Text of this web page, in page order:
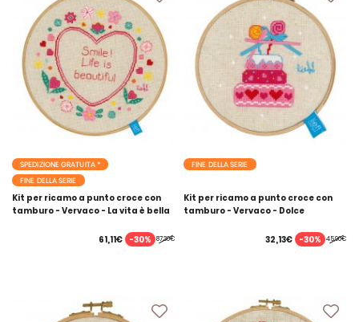
SPEDIZIONE GRATUITA *
FINE DELLA SERIE
Kit per ricamo a punto croce con
tamburo - Vervaco - La vita è bella
87,30€
61,11€ -30%
FINE DELLA SERIE
Kit per ricamo a punto croce con
tamburo - Vervaco - Dolce
45,90€
32,13€ -30%